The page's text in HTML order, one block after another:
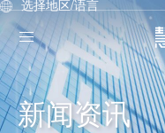
选择地区/语言
新闻资讯